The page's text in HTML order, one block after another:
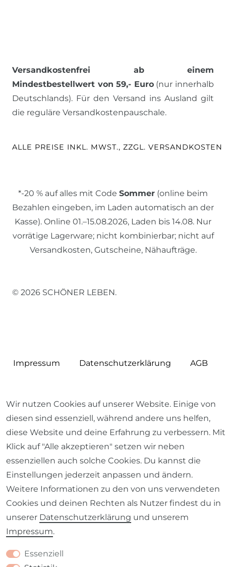
Versandkostenfrei ab einem
Mindestbestellwert von 59,- Euro(nur innerhalb
Deutschlands). Für den Versand ins Ausland gilt
die reguläre Versandkostenpauschale.
ALLE PREISE INKL. MWST., ZZGL. VERSANDKOSTEN
*-20 % auf alles mit Code Sommer (online beim
Bezahlen eingeben, im Laden automatisch an der
Kasse). Online 01.–15.08.2026, Laden bis 14.08. Nur
vorrätige Lagerware; nicht kombinierbar; nicht auf
Versandkosten, Gutscheine, Nähaufträge.
© 2026 SCHÖNER LEBEN.
Impressum Daten­schutz­erklärung AGB
Barrierefreiheitserklärung
VERTRAG WIDERRUFEN Kontakt
Wir nutzen Cookies auf unserer Website. Einige von
diesen sind essenziell, während andere uns helfen,
diese Website und deine Erfahrung zu verbessern. Mit
Klick auf "Alle akzeptieren" setzen wir neben
essenziellen auch solche Cookies. Du kannst die
Einstellungen jederzeit anpassen und ändern.
Weitere Informationen zu den von uns verwendeten
Cookies und deinen Rechten als Nutzer findest du in
unserer Daten­schutz­erklärung und unserem
Impressum.
Essenziell